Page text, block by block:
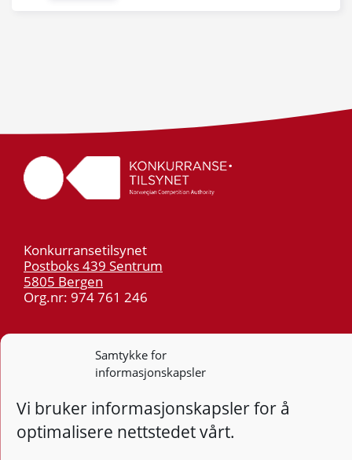
Samtykke for
informasjonskapsler
Vi bruker informasjonskapsler for å
optimalisere nettstedet vårt.
Konkurransetilsynet
Postboks 439 Sentrum
5805 Bergen
Org.nr: 974 761 246
post@kt.no